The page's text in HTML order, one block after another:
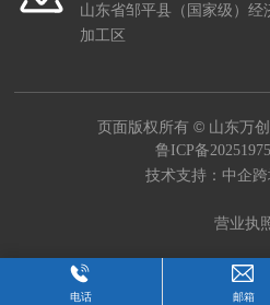
山东省邹平县（国家级）经
加工区
页面版权所有 © 山东万
鲁ICP备
技术支持：中企跨
营业执
电话 邮箱